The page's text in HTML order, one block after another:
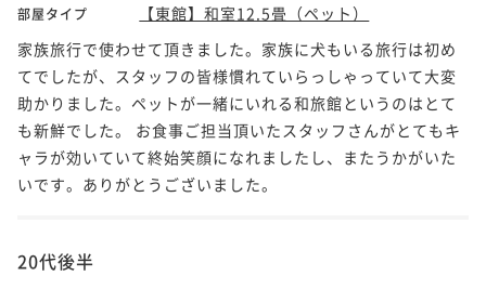
部屋タイプ
【東館】和室12.5畳（ペット）
家族旅行で使わせて頂きました。家族に犬もいる旅行は初め
てでしたが、スタッフの皆様慣れていらっしゃっていて大変
助かりました。ペットが一緒にいれる和旅館というのはとて
も新鮮でした。 お食事ご担当頂いたスタッフさんがとてもキ
ャラが効いていて終始笑顔になれましたし、またうかがいた
いです。ありがとうございました。
20代後半